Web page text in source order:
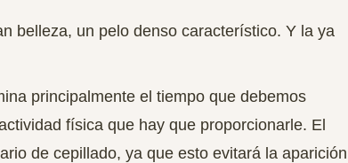
belleza, un pelo denso característico. Y la ya
principalmente el tiempo que debemos
física que hay que proporcionarle. El
de cepillado, ya que esto evitará la aparición